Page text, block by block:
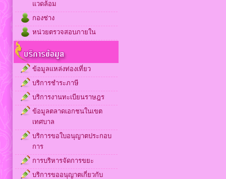
แวดล้อม
กองช่าง
หน่วยตรวจสอบภายใน
ข้อมูลแหล่งท่องเที่ยว
บริการชำระภาษี
บริการงานทะเบียนราษฎร
ข้อมูลตลาดเอกชนในเขต
เทศบาล
บริการขอใบอนุญาตประกอบ
การ
การบริหารจัดการขยะ
บริการขออนุญาตเกี่ยวกับ